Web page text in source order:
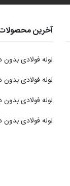
آخرین
لوله فولادی بدون درز 12 اینچ
لوله فولادی بدون درز 12 اینچ
لوله فولادی بدون درز 10 اینچ
لوله فولادی بدون درز 10 اینچ